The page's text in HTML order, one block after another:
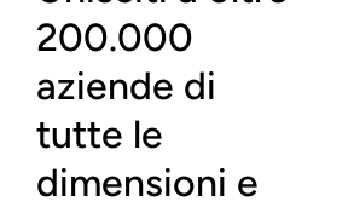
200.000
aziende di
tutte le
dimensioni e